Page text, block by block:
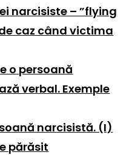
narcisiste – ”flying
caz când victima
o persoană
verbal. Exemple
narcisistă. (I)
părăsit